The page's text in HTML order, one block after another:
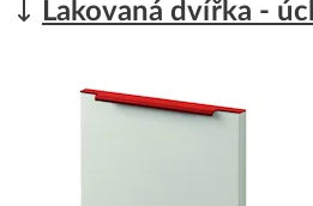
Lakovaná dvířka -